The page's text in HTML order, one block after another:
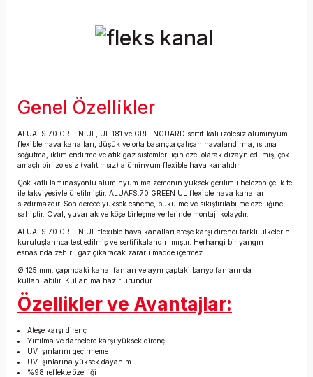
Genel Özellikler
ALUAFS.70 GREEN UL, UL 181 ve GREENGUARD sertifikalı izolesiz alüminyum
flexible hava kanalları, düşük ve orta basınçta çalışan havalandırma, ısıtma
soğutma, iklimlendirme ve atık gaz sistemleri için özel olarak dizayn edilmiş, çok
amaçlı bir izolesiz (yalıtımsız) alüminyum flexible hava kanalıdır.
Çok katlı laminasyonlu alüminyum malzemenin yüksek gerilimli helezon çelik tel
ile takviyesiyle üretilmiştir. ALUAFS.70 GREEN UL flexible hava kanalları
sızdırmazdır. Son derece yüksek esneme, bükülme ve sıkıştırılabilme özelliğine
sahiptir. Oval, yuvarlak ve köşe birleşme yerlerinde montajı kolaydır.
ALUAFS.70 GREEN UL flexible hava kanalları ateşe karşı direnci farklı ülkelerin
kuruluşlarınca test edilmiş ve sertifikalandırılmıştır. Herhangi bir yangın
esnasında zehirli gaz çıkaracak zararlı madde içermez.
Ø 125 mm. çapındaki kanal fanları ve aynı çaptaki banyo fanlarında
kullanılabilir. Kullanıma hazır üründür.
Özellikler ve Avantajlar:
Ateşe karşı direnç
Yırtılma ve darbelere karşı yüksek direnç
UV ışınlarını geçirmeme
UV ışınlarına yüksek dayanım
%98 reflekte özelliği